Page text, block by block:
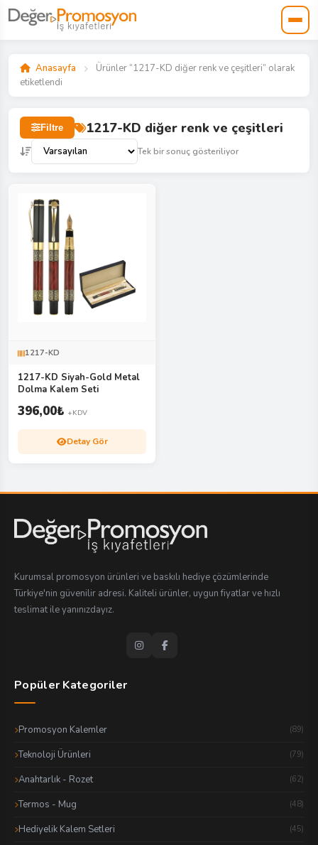
Anasayfa
Ürünler “1217-KD diğer renk ve çeşitleri” olarak
etiketlendi
Filtre 1217-KD diğer renk ve çeşitleri
Tek bir sonuç gösteriliyor
1217-KD
1217-KD Siyah-Gold Metal
Dolma Kalem Seti
396,00₺ +KDV
Detay Gör
Kurumsal promosyon ürünleri ve baskılı hediye çözümlerinde
Türkiye'nin güvenilir adresi. Kaliteli ürünler, uygun fiyatlar ve hızlı
teslimat ile yanınızdayız.
Popüler Kategoriler
Promosyon Kalemler (89)
Teknoloji Ürünleri (79)
Anahtarlık - Rozet (62)
Termos - Mug (48)
Hediyelik Kalem Setleri (45)